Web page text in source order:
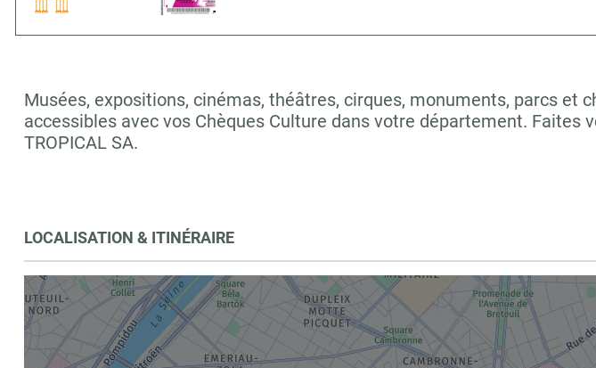
Musées, expositions, cinémas, théâtres, cirques, monuments, parcs et
accessibles avec vos Chèques Culture dans votre département. Faites
TROPICAL SA.
LOCALISATION & ITINÉRAIRE